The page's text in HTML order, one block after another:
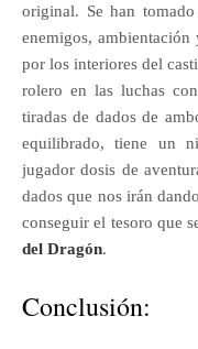
original. Se han
enemigos,
por los interiores del
rolero en las luchas
tiradas de dados de
equilibrado, tiene un
jugador dosis de
dados que nos irán
conseguir el tesoro que
del Dragón.
Conclusión: